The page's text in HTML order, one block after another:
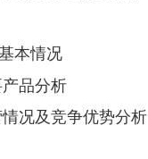
本情况
品分析
况及竞争优势分析